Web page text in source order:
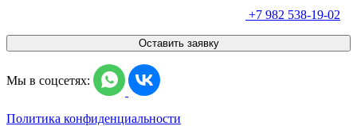
+7 982 538-19-02
Оставить заявку
Мы в соцсетях:
Политика конфиденциальности